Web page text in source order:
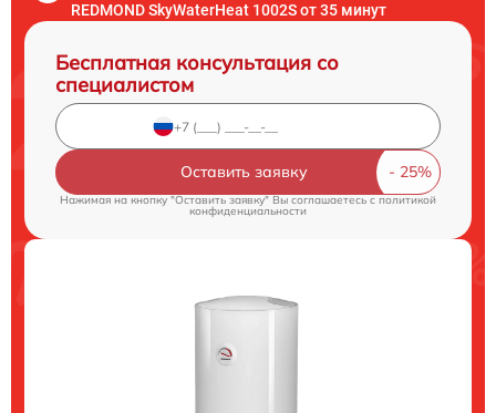
REDMOND SkyWaterHeat 1002S от 35 минут
Бесплатная консультация со
специалистом
Оставить заявку
Нажимая на кнопку "Оставить заявку" Вы соглашаетесь c политикой
конфиденциальности